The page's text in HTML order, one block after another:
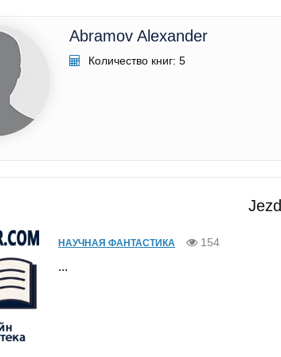
Abramov Alexander
Количество книг: 5
НАУЧНАЯ ФАНТАСТИКА 154
...